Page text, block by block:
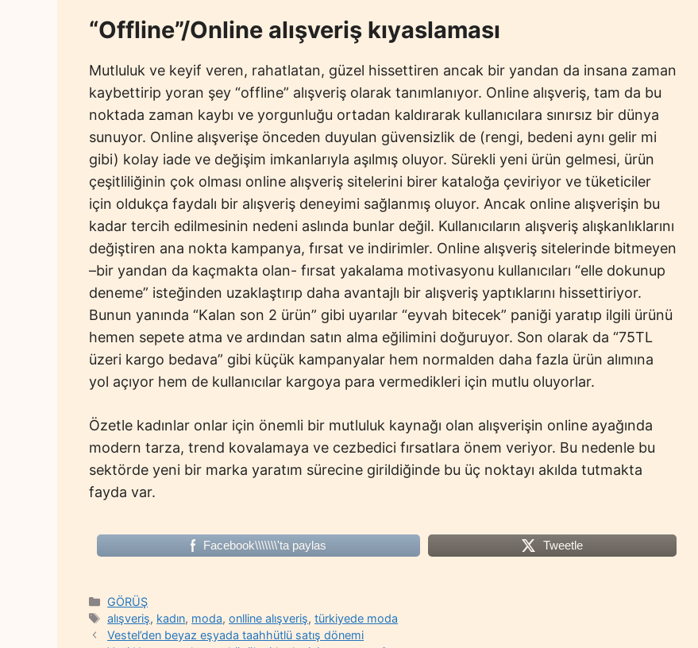
“Offline”/Online alışveriş kıyaslaması
Mutluluk ve keyif veren, rahatlatan, güzel hissettiren ancak bir yandan da insana zaman
kaybettirip yoran şey “offline” alışveriş olarak tanımlanıyor. Online alışveriş, tam da bu
noktada zaman kaybı ve yorgunluğu ortadan kaldırarak kullanıcılara sınırsız bir dünya
sunuyor. Online alışverişe önceden duyulan güvensizlik de (rengi, bedeni aynı gelir mi
gibi) kolay iade ve değişim imkanlarıyla aşılmış oluyor. Sürekli yeni ürün gelmesi, ürün
çeşitliliğinin çok olması online alışveriş sitelerini birer kataloğa çeviriyor ve tüketiciler
için oldukça faydalı bir alışveriş deneyimi sağlanmış oluyor. Ancak online alışverişin bu
kadar tercih edilmesinin nedeni aslında bunlar değil. Kullanıcıların alışveriş alışkanlıklarını
değiştiren ana nokta kampanya, fırsat ve indirimler. Online alışveriş sitelerinde bitmeyen
–bir yandan da kaçmakta olan- fırsat yakalama motivasyonu kullanıcıları “elle dokunup
deneme” isteğinden uzaklaştırıp daha avantajlı bir alışveriş yaptıklarını hissettiriyor.
Bunun yanında “Kalan son 2 ürün” gibi uyarılar “eyvah bitecek” paniği yaratıp ilgili ürünü
hemen sepete atma ve ardından satın alma eğilimini doğuruyor. Son olarak da “75TL
üzeri kargo bedava” gibi küçük kampanyalar hem normalden daha fazla ürün alımına
yol açıyor hem de kullanıcılar kargoya para vermedikleri için mutlu oluyorlar.
Özetle kadınlar onlar için önemli bir mutluluk kaynağı olan alışverişin online ayağında
modern tarza, trend kovalamaya ve cezbedici fırsatlara önem veriyor. Bu nedenle bu
sektörde yeni bir marka yaratım sürecine girildiğinde bu üç noktayı akılda tutmakta
fayda var.
Facebook\\\\\\\'ta paylas Tweetle
Categories
GÖRÜŞ
Tags
alışveriş, kadın, moda,onlline alışveriş,türkiyede moda
Vestel’den beyaz eşyada taahhütlü satış dönemi